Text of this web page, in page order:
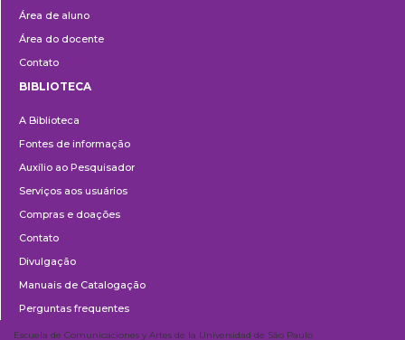
Área de aluno
Área do docente
Contato
BIBLIOTECA
A Biblioteca
Fontes de informação
Auxílio ao Pesquisador
Serviços aos usuários
Compras e doações
Contato
Divulgação
Manuais de Catalogação
Perguntas frequentes
Escuela de Comunicaciones y Artes de la Universidad de São Paulo